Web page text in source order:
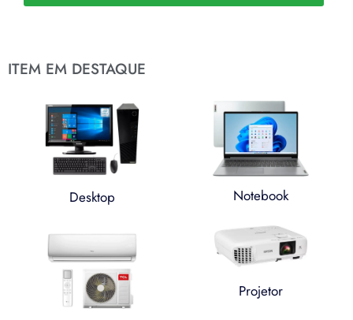
ITEM EM DESTAQUE
Desktop Notebook
Projetor